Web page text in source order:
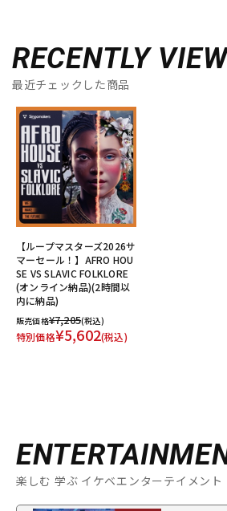
RECENTLY
最近チェックした商品
【ループマスターズ2026サ
マーセール！】AFRO HOU
SE VS SLAVIC FOLKLORE
(オンライン納品)(2時間以
内に納品)
販売価格¥7,205(税込)
特別価格¥5,602(税込)
楽しむ 学ぶ イケベエンターテイメント